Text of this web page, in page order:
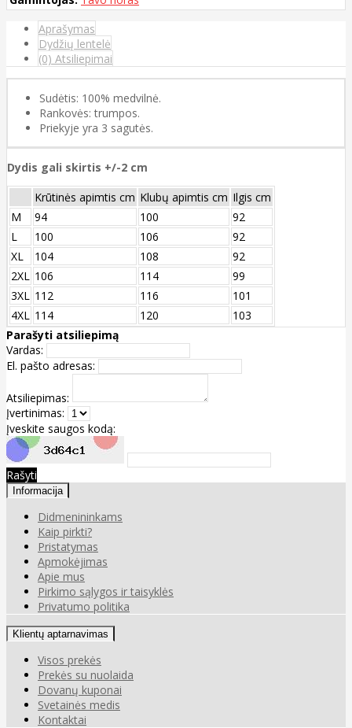
Aprašymas
Dydžių lentelė
(0) Atsiliepimai
Sudėtis: 100% medvilnė.
Rankovės: trumpos.
Priekyje yra 3 sagutės.
Dydis gali skirtis +/-2 cm
Krūtinės apimtis cm Klubų apimtis cm Ilgis cm
M
94 100
92
L
100 106
92
XL
104 108
92
2XL 106 114
99
3XL 112 116
101
4XL 114 120
103
Parašyti atsiliepimą
Vardas:
El. pašto adresas:
Atsiliepimas:
Įvertinimas:
Įveskite saugos kodą:
Rašyti
Informacija
Didmenininkams
Kaip pirkti?
Pristatymas
Apmokėjimas
Apie mus
Pirkimo sąlygos ir taisyklės
Privatumo politika
Klientų aptarnavimas
Visos prekės
Prekės su nuolaida
Dovanų kuponai
Svetainės medis
Kontaktai